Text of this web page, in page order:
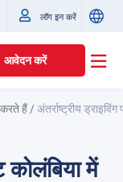
लॉग इन करें
आवेदन करें
करते हैं/अंतर्राष्ट्रीय
कोलंबिया में